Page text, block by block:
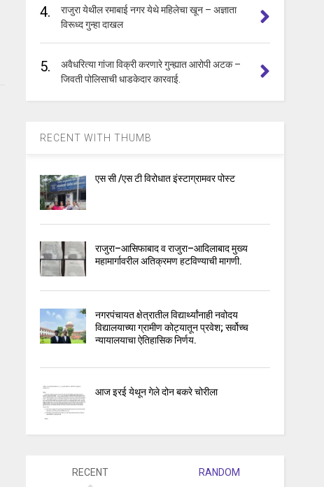
4.
राजुरा येथील रमाबाई नगर येथे महिलेचा खून – अज्ञाता
विरूध्द गुन्हा दाखल
5.
अवैधरित्या गांजा विक्री करणारे गुन्ह्यात आरोपी अटक –
जिवती पोलिसाची धाडकेदार कारवाई.
RECENT WITH THUMB
एस सी /एस टी विरोधात इंस्टाग्रामवर पोस्ट
राजुरा–आसिफाबाद व राजुरा–आदिलाबाद मुख्य
महामार्गावरील अतिक्रमण हटविण्याची मागणी.
नगरपंचायत क्षेत्रातील विद्यार्थ्यांनाही नवोदय
विद्यालयाच्या ग्रामीण कोट्यातून प्रवेश; सर्वोच्च
न्यायालयाचा ऐतिहासिक निर्णय.
आज इरई येथून गेले दोन बकरे चोरीला
RECENT RANDOM